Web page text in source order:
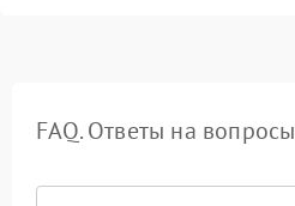
FAQ. Ответы на вопросы